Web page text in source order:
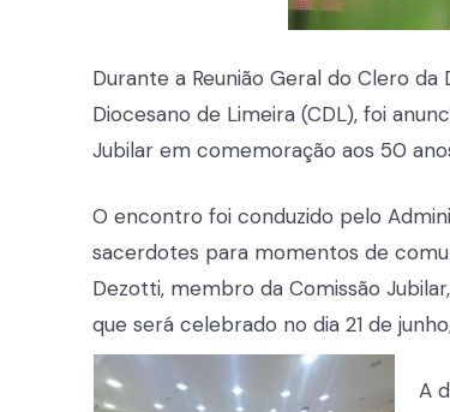
Durante a Reunião Geral do Clero
Diocesano de Limeira (CDL), foi
Jubilar em comemoração aos 50
O encontro foi conduzido pelo
sacerdotes para momentos de
Dezotti, membro da Comissão
que será celebrado no dia 21 de
A